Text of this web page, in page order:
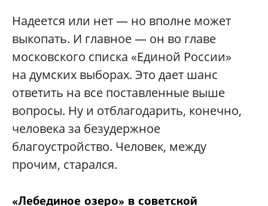
Надеется или нет — но вполне может
выкопать. И главное — он во главе
московского списка «Единой России»
на думских выборах. Это дает шанс
ответить на все поставленные выше
вопросы. Ну и отблагодарить, конечно,
человека за безудержное
благоустройство. Человек, между
прочим, старался.
«Лебединое озеро» в советской